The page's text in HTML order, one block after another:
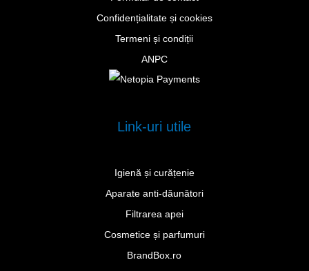
Confidențialitate și cookies
Termeni și condiții
ANPC
Link-uri utile
Igienă și curățenie
Aparate anti-dăunători
Filtrarea apei
Cosmetice și parfumuri
BrandBox.ro